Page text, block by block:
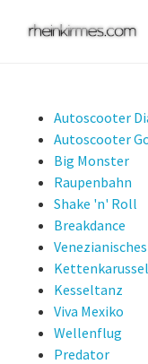
Autoscooter
Autoscooter
Big Monster
Raupenbahn
Shake 'n' Roll
Breakdance
Kesseltanz
Viva Mexiko
Wellenflug
Predator